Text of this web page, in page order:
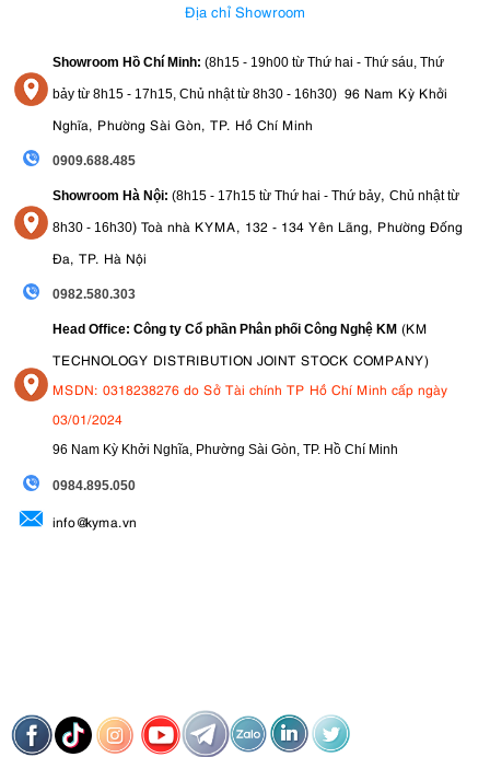
Địa chỉ Showroom
Showroom Hồ Chí Minh: (8h15 - 19h00 từ Thứ hai - Thứ sáu, Thứ
bảy từ 8h15 - 17h15, Chủ nhật từ 8h30 - 16h30) 96 Nam Kỳ Khởi
Nghĩa, Phường Sài Gòn, TP. Hồ Chí Minh
0909.688.485
Showroom Hà Nội: (8h15 - 17h15 từ Thứ hai - Thứ bảy, Chủ nhật từ
8h30 - 16h30) Toà nhà KYMA, 132 - 134 Yên Lãng, Phường Đống
Đa, TP. Hà Nội
0982.580.303
Head Office: Công ty Cổ phần Phân phối Công Nghệ KM (KM
TECHNOLOGY DISTRIBUTION JOINT STOCK COMPANY)
MSDN: 0318238276 do Sở Tài chính TP Hồ Chí Minh cấp ngày
03/01/2024
96 Nam Kỳ Khởi Nghĩa, Phường Sài Gòn, TP. Hồ Chí Minh
0984.895.050
info@kyma.vn